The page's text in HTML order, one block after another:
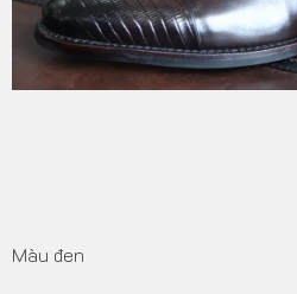
Màu đen